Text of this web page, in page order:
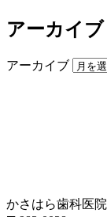
アーカイブ
アーカイブ
かさはら歯科医院